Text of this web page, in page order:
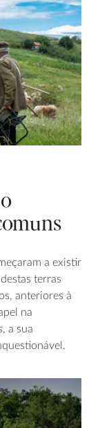
a existir
terras
anteriores à
na
a sua